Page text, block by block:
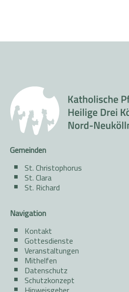
Gemeinden
St. Christophorus
St. Clara
St. Richard
Navigation
Kontakt
Gottesdienste
Veranstaltungen
Mithelfen
Datenschutz
Schutzkonzept